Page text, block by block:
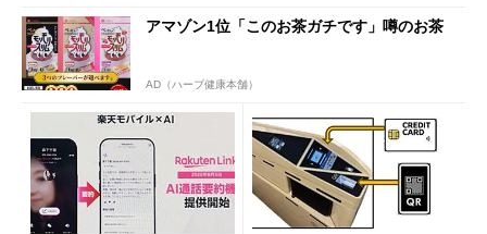
アマゾン1位「このお茶ガチです」噂のお茶
AD（ハーブ健康本舗）